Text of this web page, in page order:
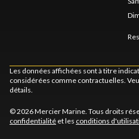
Les données affichées sont à titre
considérées comme contractuelles.
détails.
© 2026 Mercier Marine. Tous droits
confidentialité et les conditions